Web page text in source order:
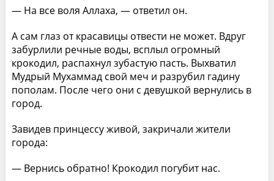
— На все воля Аллаха, — ответил он.
А сам глаз от красавицы отвести не может. Вдруг
забурлили речные воды, всплыл огромный
крокодил, распахнул зубастую пасть. Выхватил
Мудрый Мухаммад свой меч и разрубил гадину
пополам. После чего они с девушкой вернулись в
город.
Завидев принцессу живой, закричали жители
города:
— Вернись обратно! Крокодил погубит нас.